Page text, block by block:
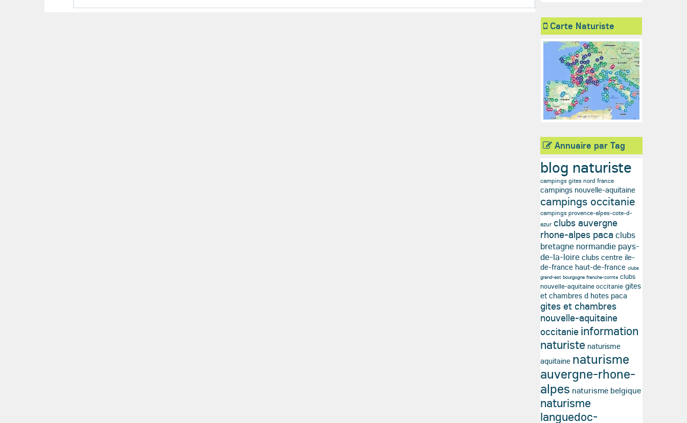
Carte Naturiste
Annuaire par Tag
blog naturiste
campings gites nord france
campings nouvelle-aquitaine
campings occitanie
campings provence-alpes-cote-d-
azur clubs auvergne
rhone-alpes paca clubs
bretagne normandie pays-
de-la-loire clubs centre ile-
de-france haut-de-france clubs
grand-est bourgogne franche-comte clubs
nouvelle-aquitaine occitanie gites
et chambres d hotes paca
gites et chambres
nouvelle-aquitaine
occitanie information
naturiste naturisme
aquitaine naturisme
auvergne-rhone-
alpes naturisme belgique
naturisme
languedoc-